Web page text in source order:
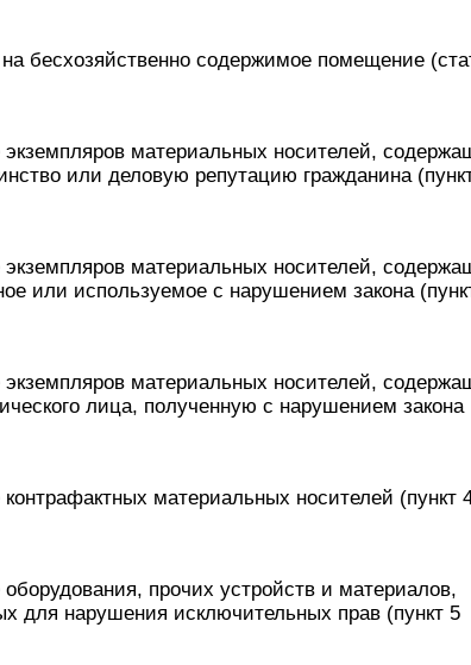
бесхозяйственно содержимое помещение
материальных носителей,
или деловую репутацию гражданина
материальных носителей,
или используемое с нарушением закона
материальных носителей,
лица, полученную с нарушением закона
материальных носителей (пункт
прочих устройств и материалов,
для нарушения исключительных прав (пункт 5